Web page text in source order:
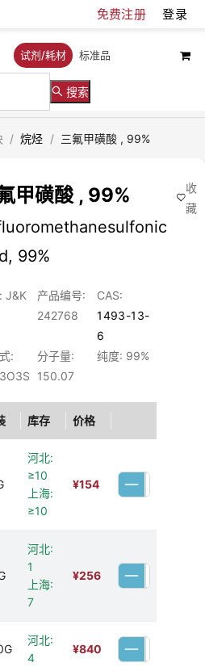
免费注册 登录
试剂/耗材 标准品
搜索
/ 烷烃 / 三氟甲磺酸 , 99%
甲磺酸 , 99%
99%
J&K
产品编号:
242768
CAS:
1493-13-
6
:
分子量:
150.07
纯度: 99%
库存 价格
河北:
≥10
上海:
≥10
¥154
河北:
1
上海:
7
¥256
河北:
4
¥840
收
藏